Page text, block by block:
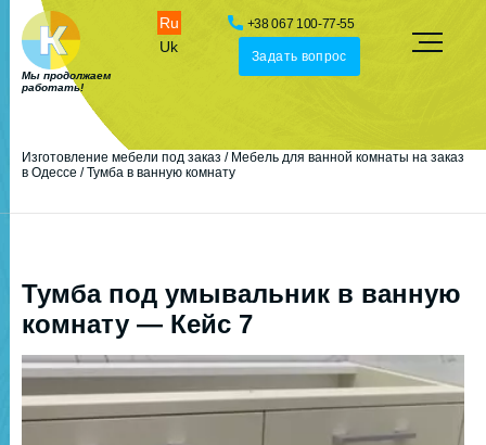
Мы продолжаем
работать!
Uk
Ru +38 067 100-77-55
Задать вопрос
Изготовление мебели под заказ / Мебель для ванной комнаты на заказ
в Одессе /Тумба в ванную комнату
Тумба под умывальник в ванную
комнату — Кейс 7